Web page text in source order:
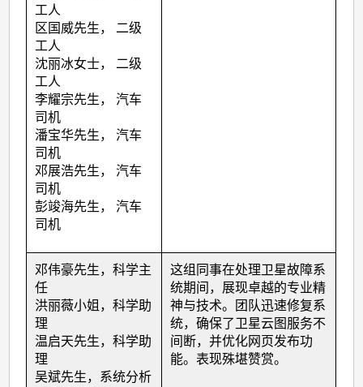
工人
区国威先生， 二级
工人
沈丽冰女士， 二级
工人
李耀宗先生， 汽车
司机
潘宝华先生， 汽车
司机
邓展浩先生， 汽车
司机
彭竣海先生， 汽车
司机
邓伟豪先生，科学主
任
洪丽薇小姐，科学助
理
温启天先生，科学助
理
吴斌先生，系统分析
这组同事在处理卫星故障系
统期间，展现卓越的专业精
神与技术。团队迅速修复系
统，确保了卫星云图服务不
间断，并优化网页发布功
能。表现殊堪赞赏。